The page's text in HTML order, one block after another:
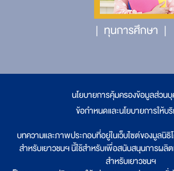
ทุนการศึกษา
นโยบายการคุ้มครองข้อมูลส่วน
ข้อกำหนดและนโยบายการให้บ
บทความและภาพประกอบที่อยู่ในเว็บไซต์ของมูลนิธิ
สำหรับเยาวชนฯ นี้ใช้สำหรับเพื่อสนับสนุนการผลิ
สำหรับเยาวชนฯ